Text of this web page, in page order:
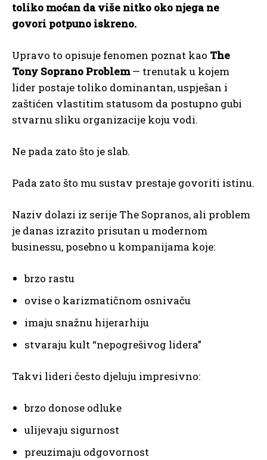
toliko moćan da više nitko oko njega ne
govori potpuno iskreno.
Upravo to opisuje fenomen poznat kao The
Tony Soprano Problem— trenutak u kojem
lider postaje toliko dominantan, uspješan i
zaštićen vlastitim statusom da postupno gubi
stvarnu sliku organizacije koju vodi.
Ne pada zato što je slab.
Pada zato što mu sustav prestaje govoriti istinu.
Naziv dolazi iz serije The Sopranos, ali problem
je danas izrazito prisutan u modernom
businessu, posebno u kompanijama koje:
brzo rastu
ovise o karizmatičnom osnivaču
imaju snažnu hijerarhiju
stvaraju kult “nepogrešivog lidera”
Takvi lideri često djeluju impresivno:
brzo donose odluke
ulijevaju sigurnost
preuzimaju odgovornost